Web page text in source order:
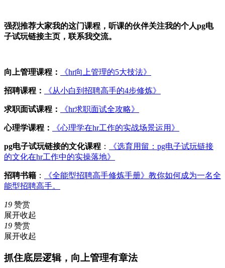
强烈推荐大家我的这门课程，听课的伙伴关注我的个人pg电
子试玩链接主页，联系我交流。
向上管理课程： 《hr向上管理的5大技法》
招聘课程： 《从小白到招聘高手的4步修炼》
求职面试课程： 《hr求职面试全攻略》
心理学课程： 《心理学在hr工作的实战场景运用》
pg电子试玩链接的文化课程 ：
《选育用留：pg电子试玩链接
的文化在hr工作中的实操落地》
招聘书籍 ： 《全能型招聘高手修炼手册》 教你如何成为一名全
能型招聘高手。
19 赞赏
展开收起
19 赞赏
展开收起
抓住底层逻辑，向上管理有章法